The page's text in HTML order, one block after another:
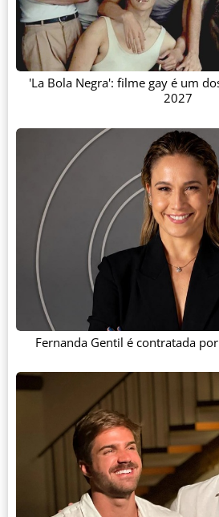
'La Bola Negra': filme gay é um
2027
Fernanda Gentil é contratada